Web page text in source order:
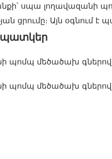
սպա լողավազանի
ցրումը։ Այն